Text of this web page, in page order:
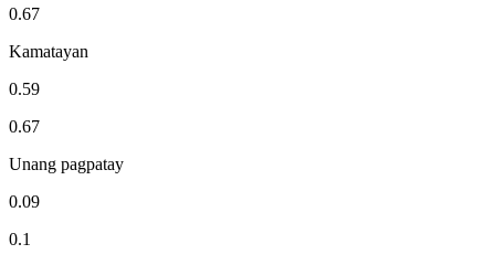
0.67
Kamatayan
0.59
0.67
Unang pagpatay
0.09
0.1